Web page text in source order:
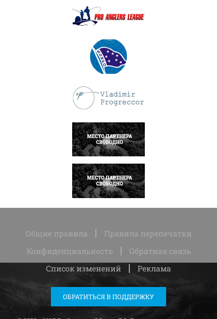
ПОДРОБНЕЕ
ПОДРОБНЕЕ
ПОДРОБНЕЕ
НАПИСАТЬ
НАПИСАТЬ
Общие правила
Правила перепечатки
Конфиденциальность
Обратная связь
Список изменений
Реклама
ОБРАТИТЬСЯ В ПОДДЕРЖКУ